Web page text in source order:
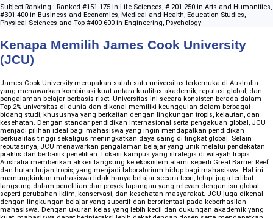
Subject Ranking : Ranked #151-175 in Life Sciences, # 201-250 in Arts and Humanities,
#301-400 in Business and Economics, Medical and Health, Education Studies,
Physical Sciences and Top #400-600 in Engineering, Psychology
Kenapa Memilih James Cook University
(JCU)
James Cook University merupakan salah satu universitas terkemuka di Australia
yang menawarkan kombinasi kuat antara kualitas akademik, reputasi global, dan
pengalaman belajar berbasis riset. Universitas ini secara konsisten berada dalam
Top 2% universitas di dunia dan dikenal memiliki keunggulan dalam berbagai
bidang studi, khususnya yang berkaitan dengan lingkungan tropis, kelautan, dan
kesehatan. Dengan standar pendidikan internasional serta pengakuan global, JCU
menjadi pilihan ideal bagi mahasiswa yang ingin mendapatkan pendidikan
berkualitas tinggi sekaligus meningkatkan daya saing di tingkat global. Selain
reputasinya, JCU menawarkan pengalaman belajar yang unik melalui pendekatan
praktis dan berbasis penelitian. Lokasi kampus yang strategis di wilayah tropis
Australia memberikan akses langsung ke ekosistem alami seperti Great Barrier Reef
dan hutan hujan tropis, yang menjadi laboratorium hidup bagi mahasiswa. Hal ini
memungkinkan mahasiswa tidak hanya belajar secara teori, tetapi juga terlibat
langsung dalam penelitian dan proyek lapangan yang relevan dengan isu global
seperti perubahan iklim, konservasi, dan kesehatan masyarakat. JCU juga dikenal
dengan lingkungan belajar yang suportif dan berorientasi pada keberhasilan
mahasiswa. Dengan ukuran kelas yang lebih kecil dan dukungan akademik yang